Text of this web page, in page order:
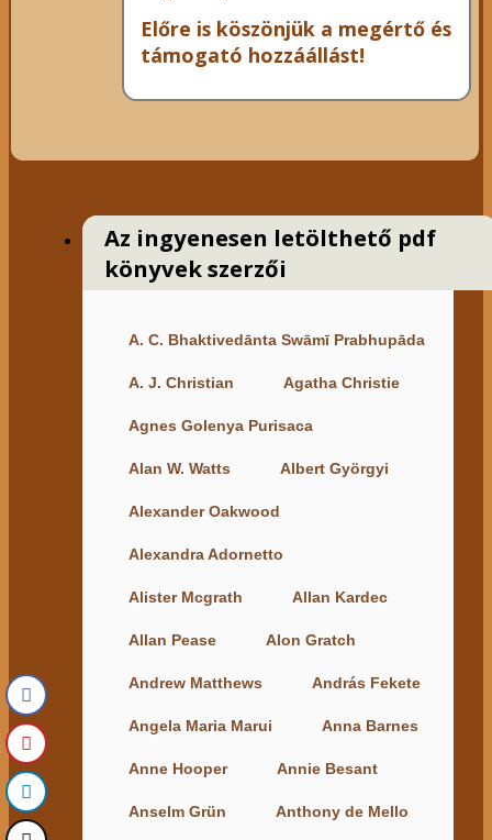
Előre is köszönjük a megértő és
támogató hozzáállást!
Az ingyenesen letölthető pdf
könyvek szerzői
A. C. Bhaktivedānta Swāmī Prabhupāda
A. J. Christian Agatha Christie
Agnes Golenya Purisaca
Alan W. Watts Albert Györgyi
Alexander Oakwood
Alexandra Adornetto
Alister Mcgrath Allan Kardec
Allan Pease Alon Gratch
Andrew Matthews András Fekete
Angela Maria Marui Anna Barnes
Anne Hooper Annie Besant
Anselm Grün Anthony de Mello